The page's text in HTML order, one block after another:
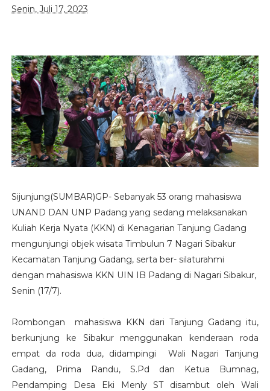
Senin, Juli 17, 2023
Sijunjung(SUMBAR)GP- Sebanyak 53 orang mahasiswa
UNAND DAN UNP Padang yang sedang melaksanakan
Kuliah Kerja Nyata (KKN) di Kenagarian Tanjung Gadang
mengunjungi objek wisata Timbulun 7 Nagari Sibakur
Kecamatan Tanjung Gadang, serta ber- silaturahmi
dengan mahasiswa KKN UIN IB Padang di Nagari Sibakur,
Senin (17/7).
Rombongan mahasiswa KKN dari Tanjung Gadang itu,
berkunjung ke Sibakur menggunakan kenderaan roda
empat da roda dua, didampingi Wali Nagari Tanjung
Gadang, Prima Randu, S.Pd dan Ketua Bumnag,
Pendamping Desa Eki Menly ST disambut oleh Wali